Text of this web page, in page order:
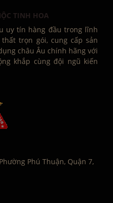
TINH HOA
uy tín hàng đầu trong lĩnh
trọn gói, cung cấp sản
châu Âu chính hãng với
khắp cùng đội ngũ kiến
Phú Thuận, Quận 7,